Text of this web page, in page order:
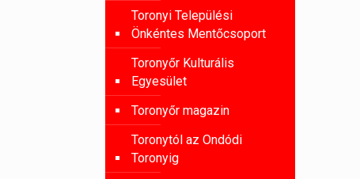
Toronyi Települési
Önkéntes Mentőcsoport
Toronyőr Kulturális
Egyesület
Toronyőr magazin
Toronytól az Ondódi
Toronyig